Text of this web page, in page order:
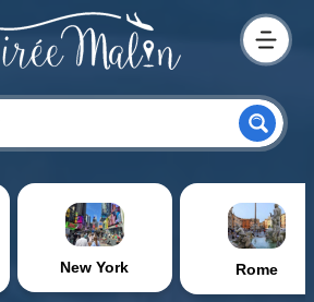
New York Rome